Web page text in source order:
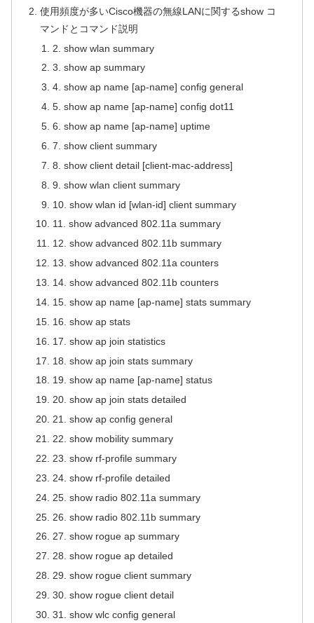
使用頻度が多いCisco機器の無線LANに関するshow コ
マンドとコマンド説明
2. show wlan summary
3. show ap summary
4. show ap name [ap-name] config general
5. show ap name [ap-name] config dot11
6. show ap name [ap-name] uptime
7. show client summary
8. show client detail [client-mac-address]
9. show wlan client summary
10. show wlan id [wlan-id] client summary
11. show advanced 802.11a summary
12. show advanced 802.11b summary
13. show advanced 802.11a counters
14. show advanced 802.11b counters
15. show ap name [ap-name] stats summary
16. show ap stats
17. show ap join statistics
18. show ap join stats summary
19. show ap name [ap-name] status
20. show ap join stats detailed
21. show ap config general
22. show mobility summary
23. show rf-profile summary
24. show rf-profile detailed
25. show radio 802.11a summary
26. show radio 802.11b summary
27. show rogue ap summary
28. show rogue ap detailed
29. show rogue client summary
30. show rogue client detail
31. show wlc config general